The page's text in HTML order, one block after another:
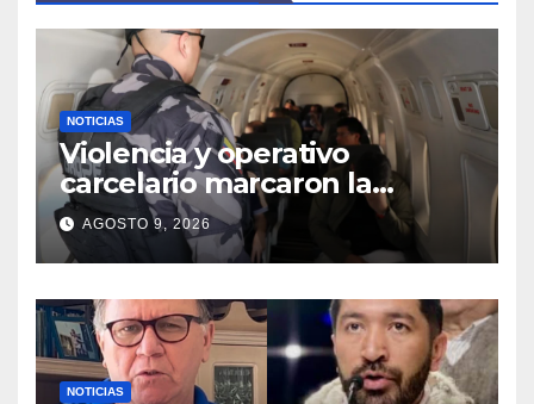
NOTICIAS
Violencia y operativo
carcelario marcaron la
primera jornada del nuevo
Gobierno
AGOSTO 9, 2026
NOTICIAS